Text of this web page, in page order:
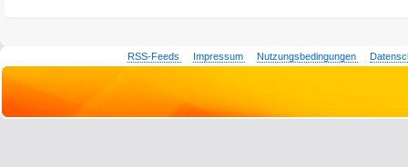
RSS-Feeds Impressum Nutzungsbedingungen